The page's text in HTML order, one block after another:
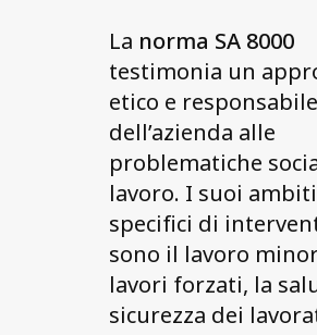
La norma SA 8000
testimonia un
etico e responsabile
dell’azienda alle
problematiche
lavoro. I suoi ambiti
specifici di
sono il lavoro
lavori forzati, la
sicurezza dei